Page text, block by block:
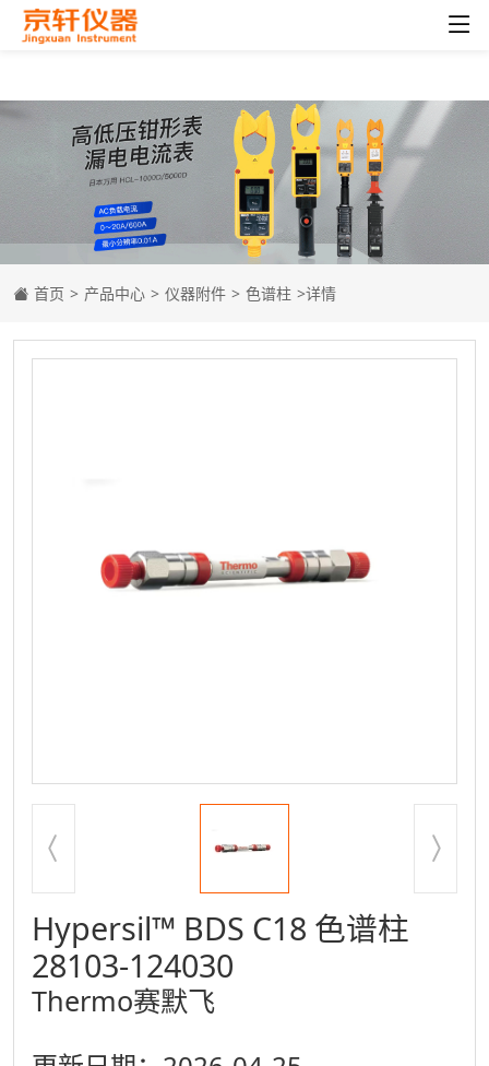
首页 > 产品中心 > 仪器附件 > 色谱柱 >详情
Hypersil™ BDS C18 色谱柱
28103-124030
Thermo赛默飞